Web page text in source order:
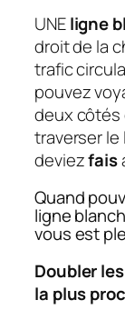
UNEligne
droit de la
trafic
pouvez
deux côtés
traverser le
deviezfais
Quand
ligne
vous est
Doubler
la plus